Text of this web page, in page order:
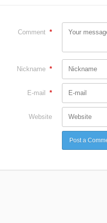
Comment *
Nickname *
E-mail *
Website